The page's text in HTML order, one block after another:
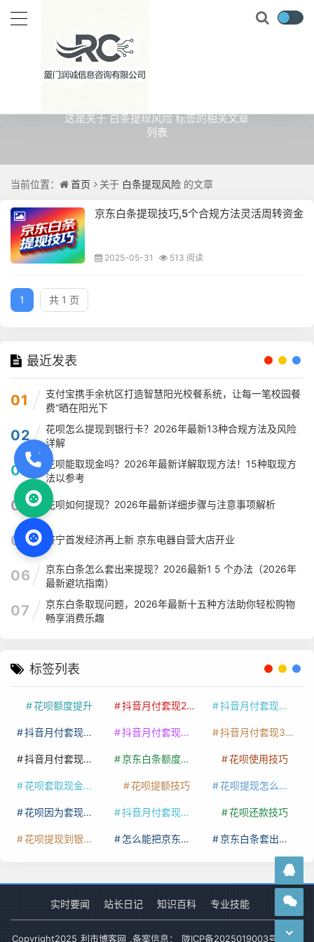
关于白条提现风险
这是关于 白条提现风险 标签的相关文章
列表
当前位置： 首页 关于 白条提现风险 的文章
京东白条提现技巧,5个合规方法灵活周转资金
2025-05-31 513 阅读
1 共 1 页
最近发表
01
支付宝携手余杭区打造智慧阳光校餐系统，让每一笔校园餐
费“晒在阳光下
02
花呗怎么提现到银行卡？2026年最新13种合规方法及风险
详解
03
花呗能取现金吗？2026年最新详解取现方法！15种取现方
法以参考
04 花呗如何提现？2026年最新详细步骤与注意事项解析
05 济宁首发经济再上新 京东电器自营大店开业
06
京东白条怎么套出来提现？2026最新1 5 个办法（2026年
最新避坑指南）
07
京东白条取现问题，2026年最新十五种方法助你轻松购物
畅享消费乐趣
标签列表
花呗额度提升 抖音月付套现24小时接单 抖音月付套现怎么套
抖音月付套现多少手续费 抖音月付套现商家有哪些 抖音月付套现30秒技巧
抖音月付套现最新方法 京东白条额度提升 花呗使用技巧
花呗套取现金最佳方法 花呗提额技巧 花呗提现怎么操作
花呗因为套现被限额了这种情况要多久才会好 抖音月付套现秒回100起 花呗还款技巧
花呗提现到银行卡 怎么能把京东白条额度钱套出来 京东白条套出来手续费多少
实时要闻 站长日记 知识百科 专业技能
Copyright2025 利市博客网 .备案信息： 陇ICP备2025019003号-1